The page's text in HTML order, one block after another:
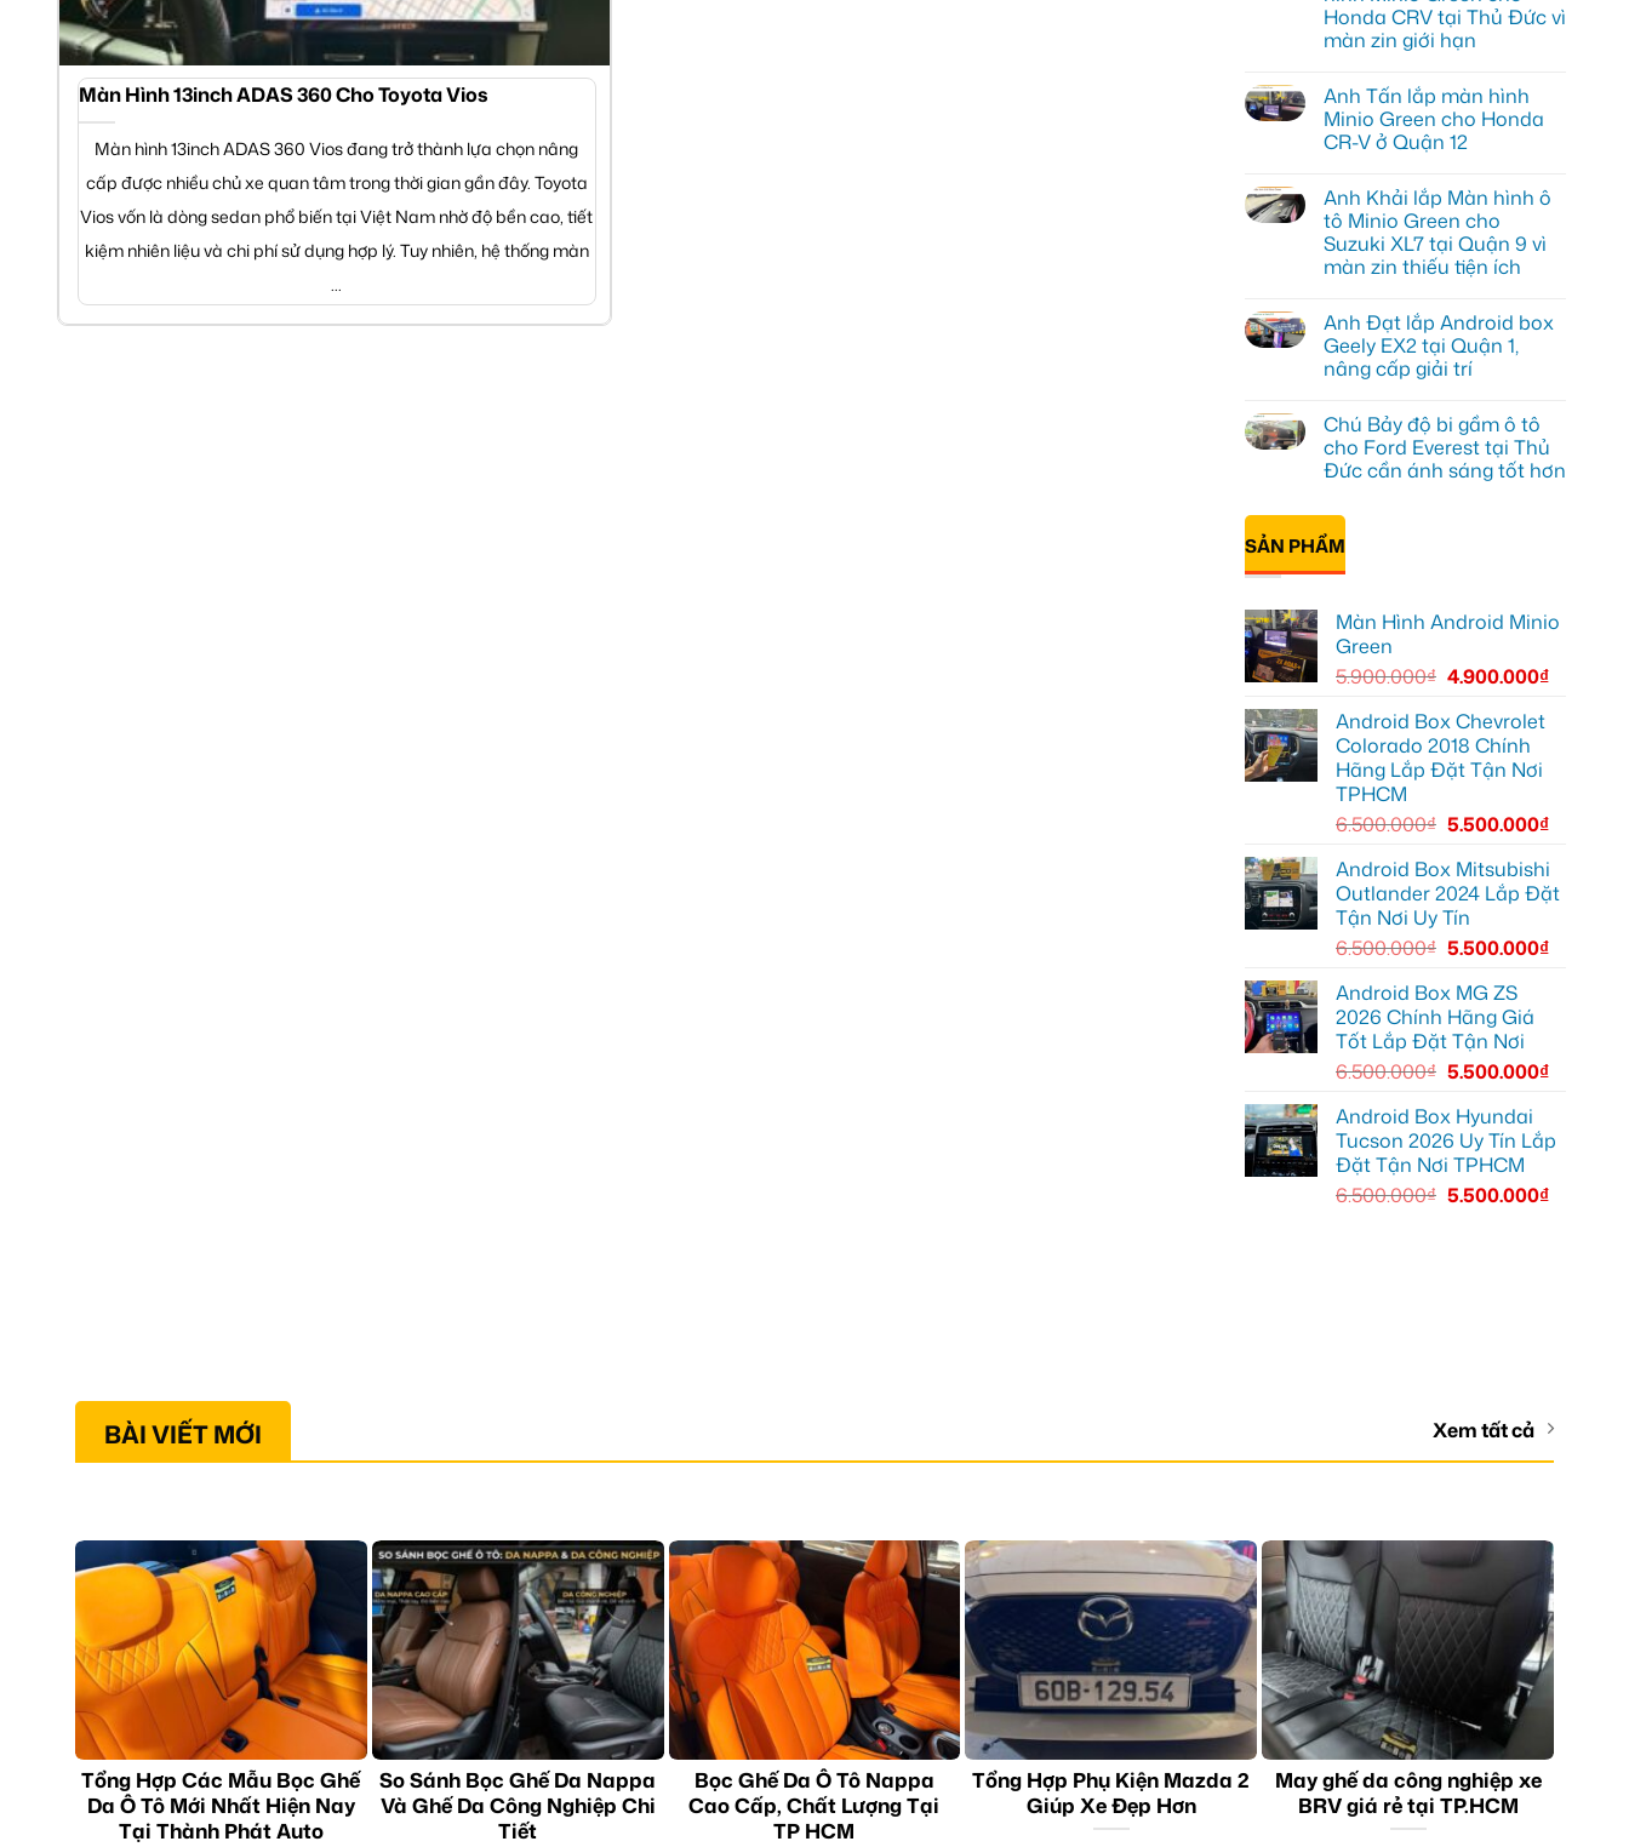
Màn Hình 13inch ADAS 360 Cho Toyota Vios
Màn hình 13inch ADAS 360 Vios đang trở thành lựa chọn nâng
cấp được nhiều chủ xe quan tâm trong thời gian gần đây. Toyota
Vios vốn là dòng sedan phổ biến tại Việt Nam nhờ độ bền cao, tiết
kiệm nhiên liệu và chi phí sử dụng hợp lý. Tuy nhiên, hệ thống màn
...
Honda CRV tại Thủ Đức vì
màn zin giới hạn
bình
luận
ở
Anh
cấp
Màn
hình
Minio
Green
cho
tại
Thủ
Đức
vì
màn
hạn
Anh Tấn lắp màn hình
Minio Green cho Honda
CR-V ở Quận 12
bình
luận
ở
Anh
Tấn
lắp
Minio
Green
cho
Honda
ở
Quận
12
Anh Khải lắp Màn hình ô
tô Minio Green cho
Suzuki XL7 tại Quận 9 vì
màn zin thiếu tiện ích
bình
luận
ở
Anh
Màn
hình
ô
tô
Minio
cho
XL7
tại
Quận
màn
zin
thiếu
tiện
ích
Anh Đạt lắp Android box
Geely EX2 tại Quận 1,
nâng cấp giải trí
bình
luận
ở
Anh
Android
box
Geely
nâng
cấp
giải
Chú Bảy độ bi gầm ô tô
cho Ford Everest tại Thủ
Đức cần ánh sáng tốt hơn
có
luận
ở
Chú
gầm
cho
Everest
tại
Thủ
Đức
cần
ánh
tốt
SẢN PHẨM
Màn Hình Android Minio
Green
5.900.000₫ 4.900.000₫
Android Box Chevrolet
Colorado 2018 Chính
Hãng Lắp Đặt Tận Nơi
TPHCM
6.500.000₫ 5.500.000₫
Android Box Mitsubishi
Outlander 2024 Lắp Đặt
Tận Nơi Uy Tín
6.500.000₫ 5.500.000₫
Android Box MG ZS
2026 Chính Hãng Giá
Tốt Lắp Đặt Tận Nơi
6.500.000₫ 5.500.000₫
Android Box Hyundai
Tucson 2026 Uy Tín Lắp
Đặt Tận Nơi TPHCM
6.500.000₫ 5.500.000₫
BÀI VIẾT MỚI Xem tất cả
Tổng Hợp Các Mẫu Bọc Ghế
Da Ô Tô Mới Nhất Hiện Nay
Tại Thành Phát Auto
So Sánh Bọc Ghế Da Nappa
Và Ghế Da Công Nghiệp Chi
Tiết
Bọc Ghế Da Ô Tô Nappa
Cao Cấp, Chất Lượng Tại
TP HCM
Tổng Hợp Phụ Kiện Mazda 2
Giúp Xe Đẹp Hơn
May ghế da công nghiệp xe
BRV giá rẻ tại TP.HCM